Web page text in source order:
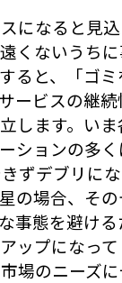
になると見
くないうち
ると、「ゴ
ービスの継
します。い
ションの多
ずデブリに
の場合、そ
事態を避け
ップになっ
場のニーズ